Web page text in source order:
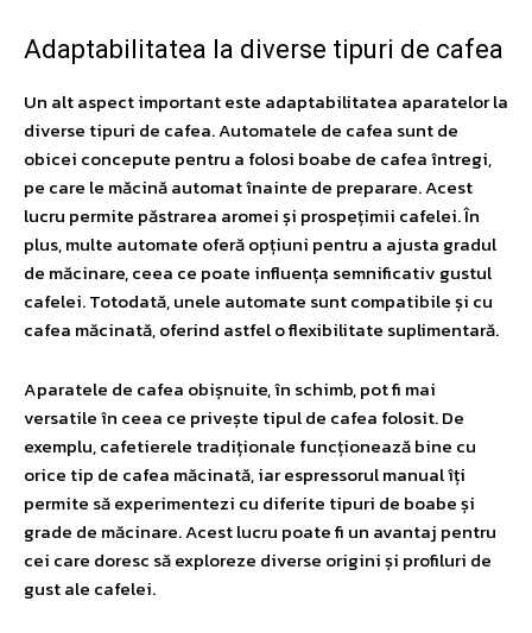
Adaptabilitatea la diverse tipuri de cafea
Un alt aspect important este adaptabilitatea aparatelor la
diverse tipuri de cafea. Automatele de cafea sunt de
obicei concepute pentru a folosi boabe de cafea întregi,
pe care le măcină automat înainte de preparare. Acest
lucru permite păstrarea aromei și prospețimii cafelei. În
plus, multe automate oferă opțiuni pentru a ajusta gradul
de măcinare, ceea ce poate influența semnificativ gustul
cafelei. Totodată, unele automate sunt compatibile și cu
cafea măcinată, oferind astfel o flexibilitate suplimentară.
Aparatele de cafea obișnuite, în schimb, pot fi mai
versatile în ceea ce privește tipul de cafea folosit. De
exemplu, cafetierele tradiționale funcționează bine cu
orice tip de cafea măcinată, iar espressorul manual îți
permite să experimentezi cu diferite tipuri de boabe și
grade de măcinare. Acest lucru poate fi un avantaj pentru
cei care doresc să exploreze diverse origini și profiluri de
gust ale cafelei.